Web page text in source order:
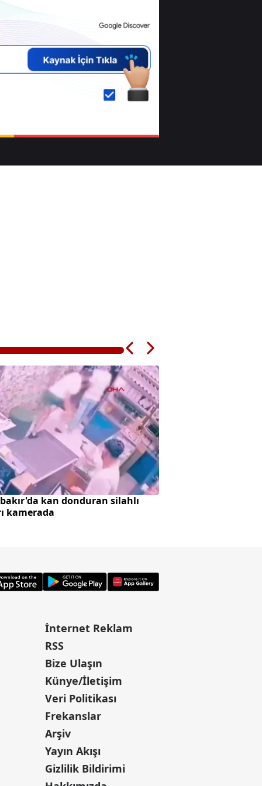
kan donduran silahlı
kamerada
İnternet Reklam
RSS
Bize Ulaşın
Künye/İletişim
Veri Politikası
Frekanslar
Arşiv
Yayın Akışı
Gizlilik Bildirimi